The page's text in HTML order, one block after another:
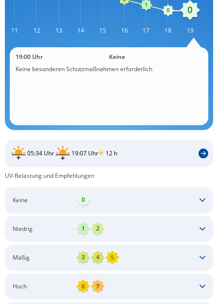
11 12 13 14 15 16 17 18 19
19:00 Uhr
Keine
Keine besonderen Schutzmaßnahmen erforderlich
05:34 Uhr 19:07 Uhr 12 h
UV-Belastung und Empfehlungen
Keine
Niedrig
Mäßig
Langärmlige Bekleidung
Hoch